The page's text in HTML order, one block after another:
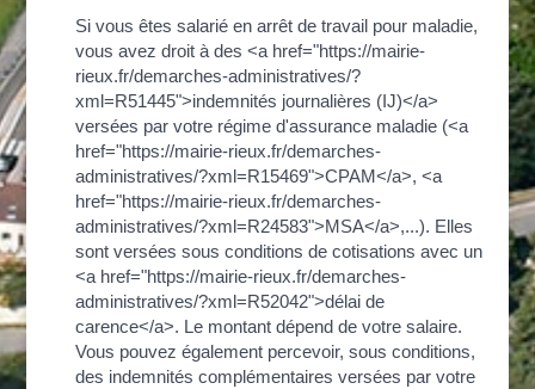
Si vous êtes salarié en arrêt de travail pour maladie,
vous avez droit à des <a href="https://mairie-
rieux.fr/demarches-administratives/?
xml=R51445">indemnités journalières (IJ)</a>
versées par votre régime d'assurance maladie (<a
href="https://mairie-rieux.fr/demarches-
administratives/?xml=R15469">CPAM</a>, <a
href="https://mairie-rieux.fr/demarches-
administratives/?xml=R24583">MSA</a>,...). Elles
sont versées sous conditions de cotisations avec un
<a href="https://mairie-rieux.fr/demarches-
administratives/?xml=R52042">délai de
carence</a>. Le montant dépend de votre salaire.
Vous pouvez également percevoir, sous conditions,
des indemnités complémentaires versées par votre